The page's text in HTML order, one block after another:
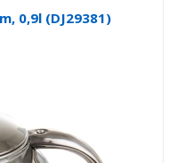
0,9l (DJ29381)